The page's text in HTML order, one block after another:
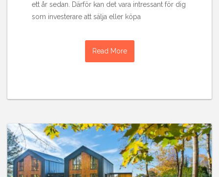
ett år sedan. Därför kan det vara intressant för dig
som investerare att sälja eller köpa
Read More